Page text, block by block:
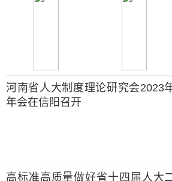
河南省人大制度理论研究会2023
年会在信阳召开
高标准高质量做好省十四届人大